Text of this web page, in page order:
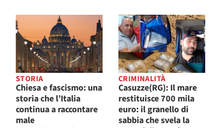
STORIA
Chiesa e fascismo: una
storia che l’Italia
continua a raccontare
male
CRIMINALITÀ
Casuzze(RG): Il mare
restituisce 700 mila
euro: il granello di
sabbia che svela la